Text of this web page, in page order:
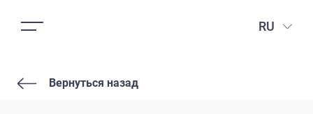
RU
Вернуться назад